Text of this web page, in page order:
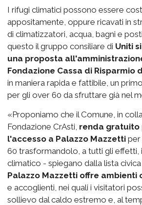
I rifugi climatici possono essere
appositamente, oppure ricavati in
di climatizzatori, acqua, bagni e
questo il gruppo consiliare di Uniti
una proposta
Fondazione Cassa di Risparmio
in maniera rapida e fattibile, un
per gli over 60 da sfruttare già nel
«Proponiamo che il Comune, in
Fondazione CrAsti, renda
l'accesso a Palazzo Mazzetti per
60 trasformandolo, a tutti gli effetti,
climatico - spiegano dalla lista
Palazzo Mazzetti offre ambienti
e accoglienti, nei quali i visitatori
sollievo dal caldo estremo e, al